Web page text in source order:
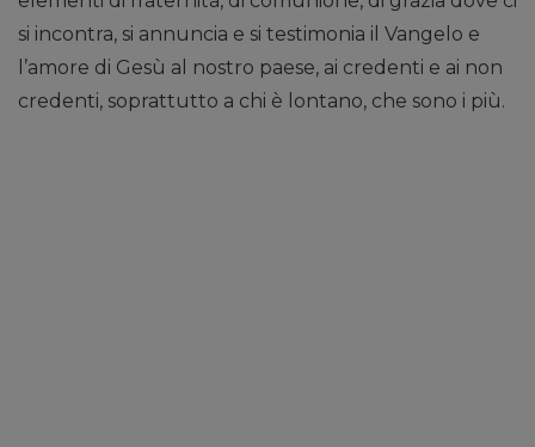
si incontra, si annuncia e si testimonia il Vangelo e
l’amore di Gesù al nostro paese, ai credenti e ai non
credenti, soprattutto a chi è lontano, che sono i più.